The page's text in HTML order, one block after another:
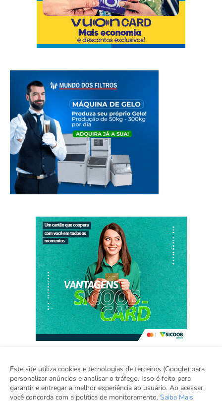
Home Sobre Contato
Sugestão de Pauta
Grupo Inova
Este site utiliza cookies e tecnologias de terceiros (Google) para
personalizar anúncios e analisar o tráfego. Isso é feito para
garantir e entregar a melhor experiência ao usuário. Ao acessar,
você concorda com a política de monitoramento. Saiba Mais